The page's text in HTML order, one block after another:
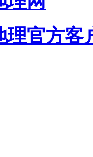
理官方客